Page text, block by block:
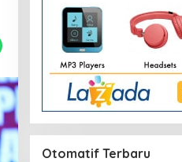
Otomatif Terbaru